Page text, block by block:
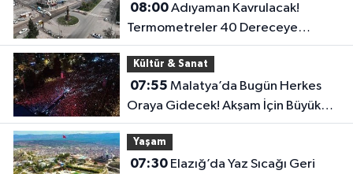
08:00Adıyaman Kavrulacak!
Termometreler 40 Dereceye
Dayanacak
Kültür & Sanat
07:55
Oraya Gidecek! Akşam İçin Büyük
Sürpriz Hazır
Yaşam
07:30Elazığ’da Yaz Sıcağı Geri